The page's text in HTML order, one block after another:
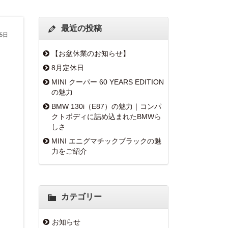
日
最近の投稿
【お盆休業のお知らせ】
8月定休日
MINI クーパー 60 YEARS EDITION
の魅力
BMW 130i（E87）の魅力｜コンパ
クトボディに詰め込まれたBMWら
しさ
MINI エニグマチックブラックの魅
力をご紹介
カテゴリー
お知らせ